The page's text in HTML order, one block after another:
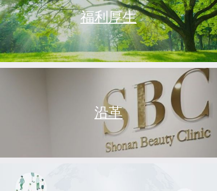
福利厚生
沿革